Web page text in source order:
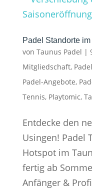
Padel Standorte
von Taunus Padel |
Mitgliedschaft,
Padel-Angebote,
Tennis, Playtomic,
Entdecke den
Usingen! Padel
Hotspot im
fertig ab
Anfänger &